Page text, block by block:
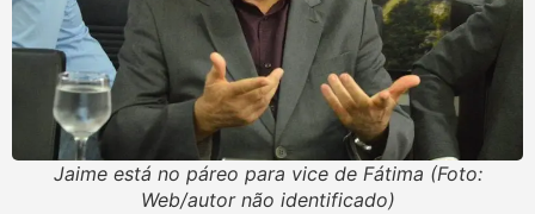
Jaime está no páreo para vice de Fátima (Foto:
Web/autor não identificado)